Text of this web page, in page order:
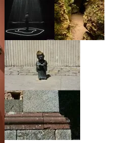
von
den
Nackten
des
Tilman
Riemenschneider